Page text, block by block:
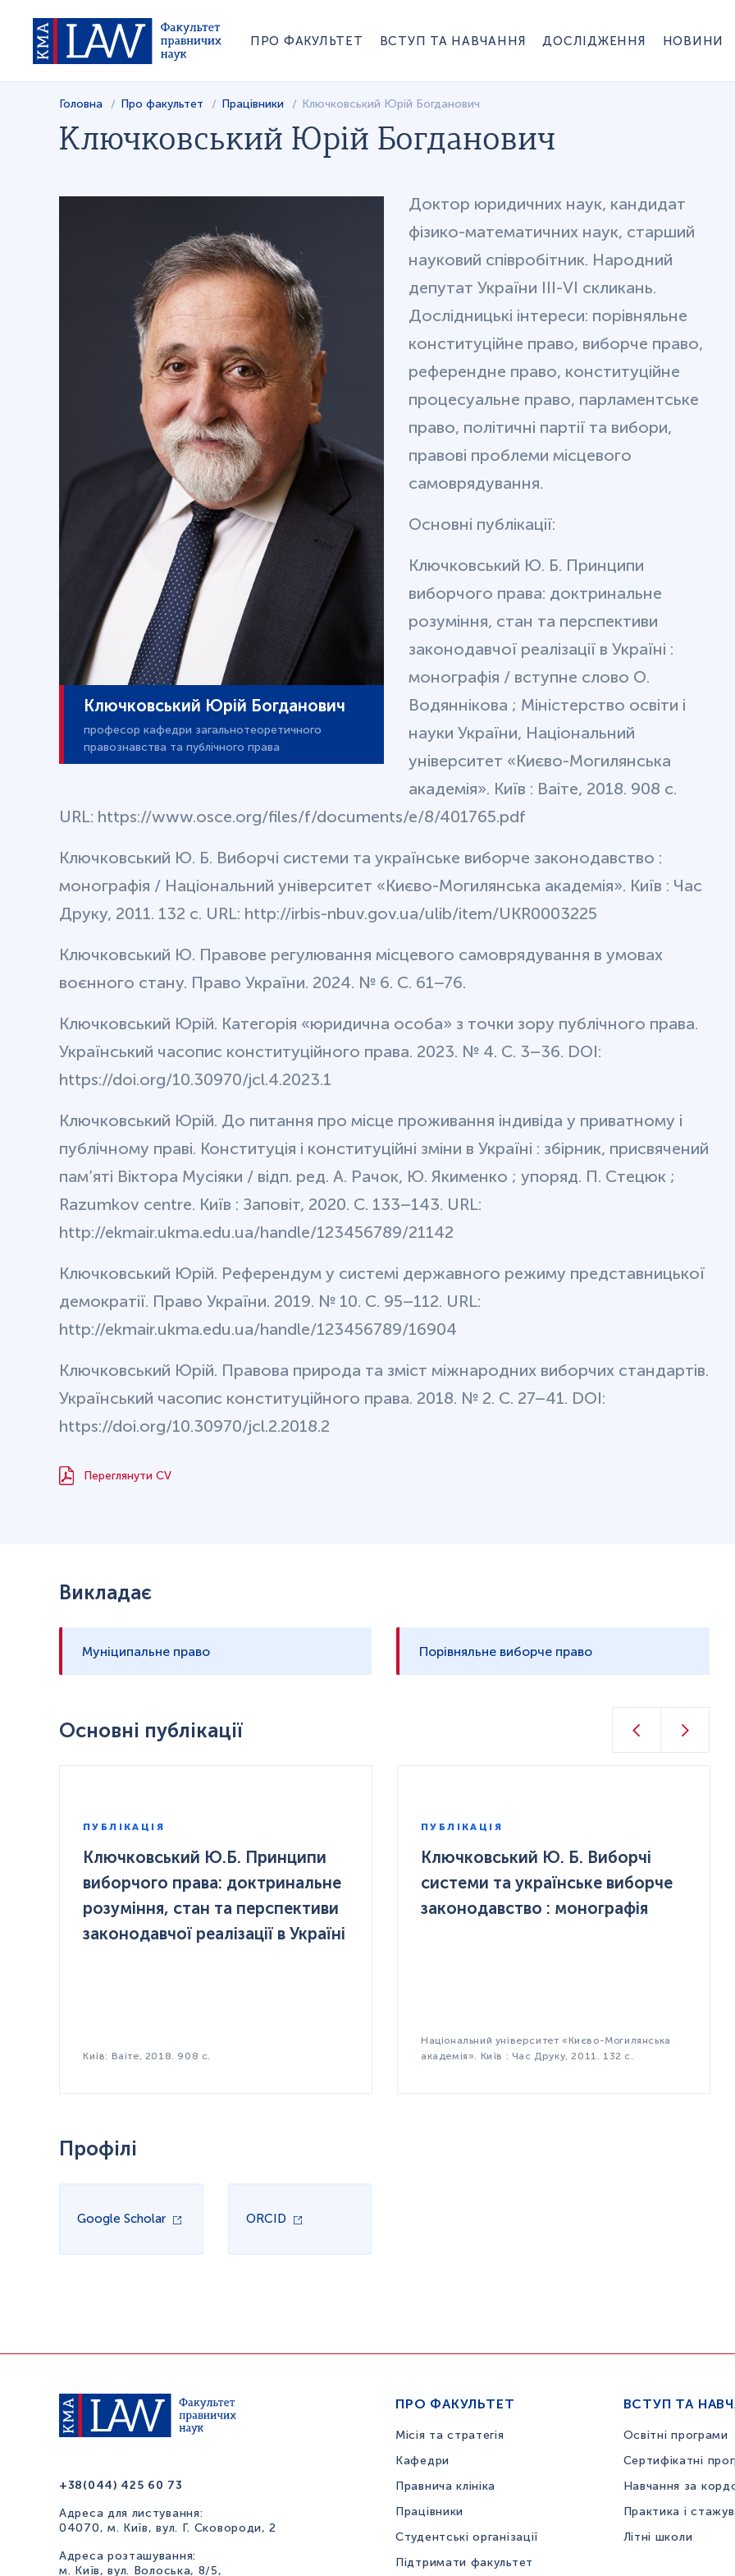
ПРО ФАКУЛЬТЕТ ВСТУП ТА НАВЧАННЯ ДОСЛІДЖЕННЯ НОВИНИ
Головна Про факультет Працівники Ключковський Юрій Богданович
Ключковський Юрій Богданович
Ключковський Юрій Богданович
професор кафедри загальнотеоретичного
правознавства та публічного права
Доктор юридичних наук, кандидат
фізико-математичних наук, старший
науковий співробітник. Народний
депутат України ІІІ-VI скликань.
Дослідницькі інтереси: порівняльне
конституційне право, виборче право,
референдне право, конституційне
процесуальне право, парламентське
право, політичні партії та вибори,
правові проблеми місцевого
самоврядування.
Основні публікації:
Ключковський Ю. Б. Принципи
виборчого права: доктринальне
розуміння, стан та перспективи
законодавчої реалізації в Україні :
монографія / вступне слово О.
Водяннікова ; Міністерство освіти і
науки України, Національний
університет «Києво-Могилянська
академія». Київ : Ваіте, 2018. 908 с.
URL: https://www.osce.org/files/f/documents/e/8/401765.pdf
Ключковський Ю. Б. Виборчі системи та українське виборче законодавство :
монографія / Національний університет «Києво-Могилянська академія». Київ : Час
Друку, 2011. 132 с. URL: http://irbis-nbuv.gov.ua/ulib/item/UKR0003225
Ключковський Ю. Правове регулювання місцевого самоврядування в умовах
воєнного стану. Право України. 2024. № 6. С. 61–76.
Ключковський Юрій. Категорія «юридична особа» з точки зору публічного права.
Український часопис конституційного права. 2023. № 4. С. 3–36. DOI:
https://doi.org/10.30970/jcl.4.2023.1
Ключковський Юрій. До питання про місце проживання індивіда у приватному і
публічному праві. Конституція і конституційні зміни в Україні : збірник, присвячений
пам’яті Віктора Мусіяки / відп. ред. А. Рачок, Ю. Якименко ; упоряд. П. Стецюк ;
Razumkov centre. Київ : Заповіт, 2020. С. 133–143. URL:
http://ekmair.ukma.edu.ua/handle/123456789/21142
Ключковський Юрій. Референдум у системі державного режиму представницької
демократії. Право України. 2019. № 10. С. 95–112. URL:
http://ekmair.ukma.edu.ua/handle/123456789/16904
Ключковський Юрій. Правова природа та зміст міжнародних виборчих стандартів.
Український часопис конституційного права. 2018. № 2. С. 27–41. DOI:
https://doi.org/10.30970/jcl.2.2018.2
Переглянути CV
Викладає
Муніципальне право Порівняльне виборче право
Основні публікації
ПУБЛІКАЦІЯ
Ключковський Ю.Б. Принципи
виборчого права: доктринальне
розуміння, стан та перспективи
законодавчої реалізації в Україні
Київ: Ваіте, 2018. 908 с.
ПУБЛІКАЦІЯ
Ключковський Ю. Б. Виборчі
системи та українське виборче
законодавство : монографія
Національний університет «Києво-Могилянська
академія». Київ : Час Друку, 2011. 132 с.
Профілі
Google Scholar ORCID
+38(044) 425 60 73
Адреса для листування:
04070, м. Київ, вул. Г. Сковороди, 2
Адреса розташування:
м. Київ, вул. Волоська, 8/5,
ПРО ФАКУЛЬТЕТ
Місія та стратегія
Кафедри
Правнича клініка
Працівники
Студентські організації
Підтримати факультет
ВСТУП ТА
Освітні програми
Сертифікатні
Навчання за
Практика і
Літні школи